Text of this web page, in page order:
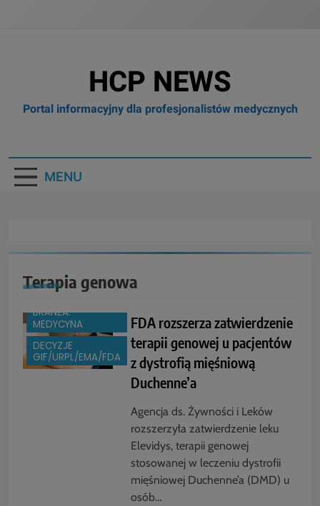
HCP NEWS
Portal informacyjny dla profesjonalistów medycznych
MENU
Terapia genowa
BOX
BRANŻA:
MEDYCYNA
DECYZJE
GIF/URPL/EMA/FDA
FDA rozszerza zatwierdzenie
terapii genowej u pacjentów
z dystrofią mięśniową
Duchenne’a
Agencja ds. Żywności i Leków
rozszerzyła zatwierdzenie leku
Elevidys, terapii genowej
stosowanej w leczeniu dystrofii
mięśniowej Duchenne’a (DMD) u
osób…